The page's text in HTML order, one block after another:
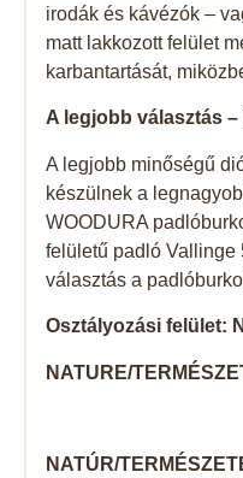
irodák és kávézók –
matt lakkozott felület
karbantartását,
A legjobb választás
A legjobb minőségű
készülnek a
WOODURA
felületű padló Vallinge
választás a
Osztályozási felület:
NATURE/
NATÚR/